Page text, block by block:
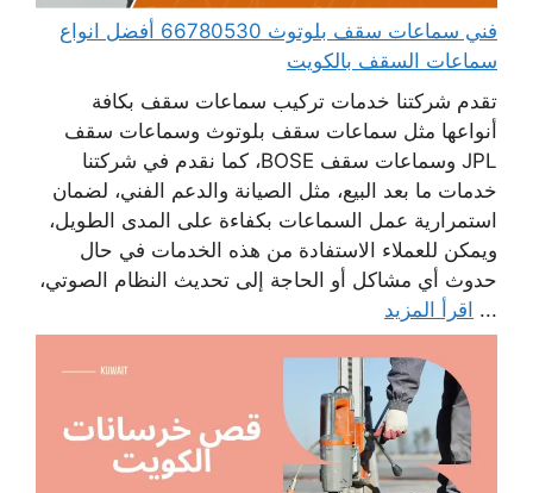
فني سماعات سقف بلوتوث 66780530 أفضل انواع
سماعات السقف بالكويت
تقدم شركتنا خدمات تركيب سماعات سقف بكافة
أنواعها مثل سماعات سقف بلوتوث وسماعات سقف
JPL وسماعات سقف BOSE، كما نقدم في شركتنا
خدمات ما بعد البيع، مثل الصيانة والدعم الفني، لضمان
استمرارية عمل السماعات بكفاءة على المدى الطويل،
ويمكن للعملاء الاستفادة من هذه الخدمات في حال
حدوث أي مشاكل أو الحاجة إلى تحديث النظام الصوتي،
... اقرأ المزيد